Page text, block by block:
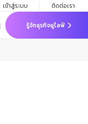
เข้าสู่ระบบ ติดต่อเรา
รู้จักธุรกิจยูไลฟ์